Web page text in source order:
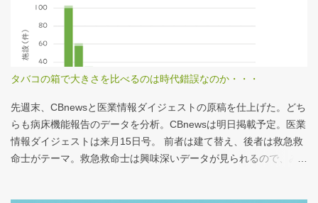
タバコの箱で大きさを比べるのは時代錯誤なのか・・・
先週末、CBnewsと医業情報ダイジェストの原稿を仕上げた。どち
らも病床機能報告のデータを分析。CBnewsは明日掲載予定。医業
情報ダイジェストは来月15日号。 前者は建て替え、後者は救急救
命士がテーマ。救急救命士は興味深いデータが見られるので、み